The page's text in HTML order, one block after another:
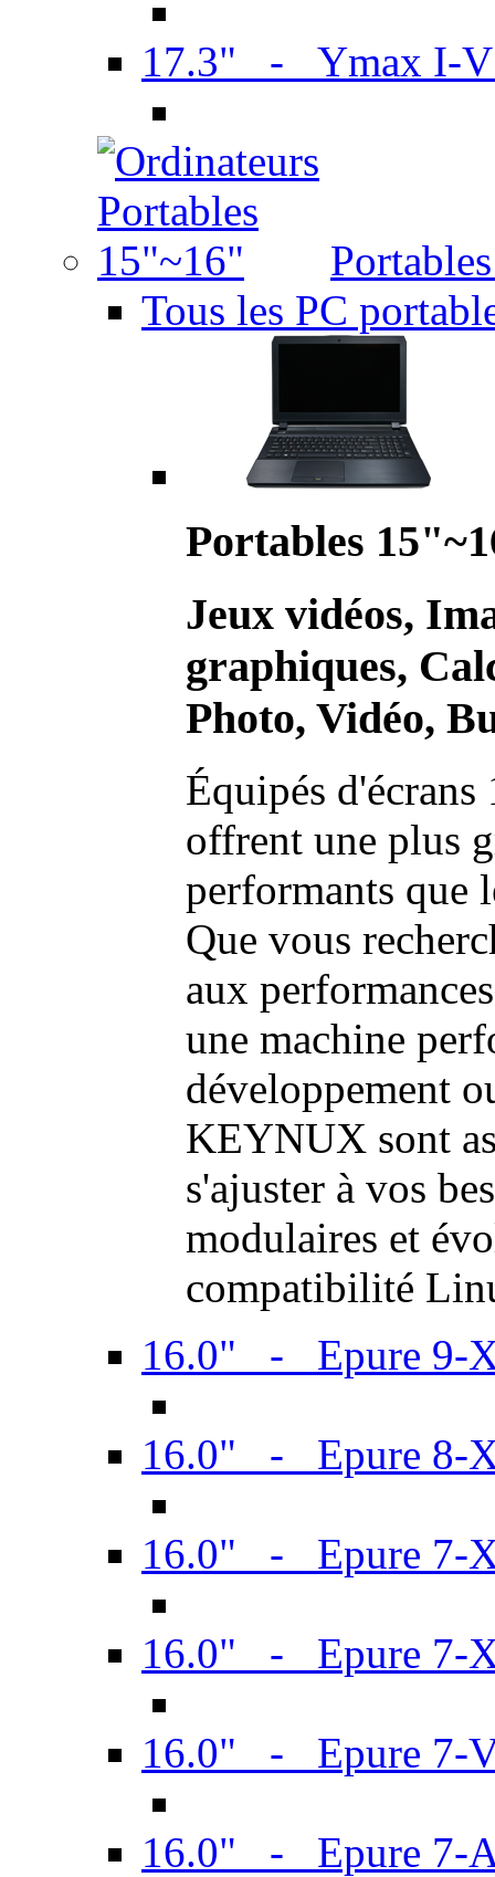
17.3" - Ymax I-
Tous les PC
Portables
Jeux vidéos,
graphiques,
Photo, Vidéo,
Équipés
offrent une plus
performants que
Que vous
aux
une machine
développement
KEYNUX sont
s'ajuster à vos
modulaires et
compatibilité
16.0" - Epure 9-
16.0" - Epure 8-
16.0" - Epure 7-
16.0" - Epure 7-
16.0" - Epure 7-
16.0" - Epure 7-